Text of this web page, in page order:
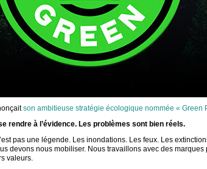
son ambitieuse stratégie écologique nommée « Green
rendre à l’évidence. Les problèmes sont bien réels.
pas une légende. Les inondations. Les feux. Les
devons nous mobiliser. Nous travaillons avec des marques
valeurs.